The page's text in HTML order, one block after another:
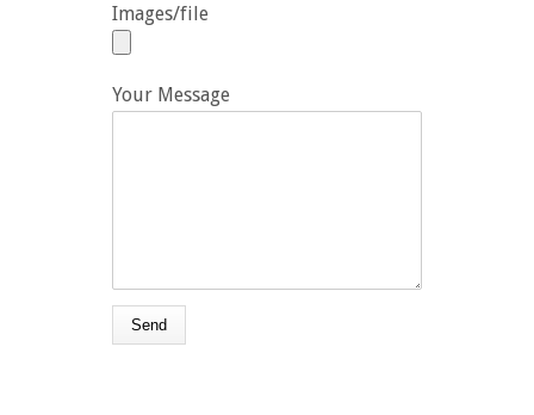
Images/file
Your Message